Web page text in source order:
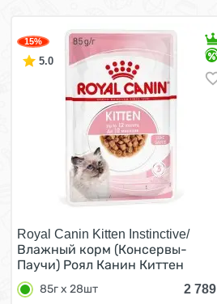
15%
5.0
Royal Canin Kitten Instinctive/
Влажный корм (Консервы-
Паучи) Роял Канин Киттен
Инстинктив для Котят в
возрасте от 4 до 12 месяцев в
85г х 28шт 2 789